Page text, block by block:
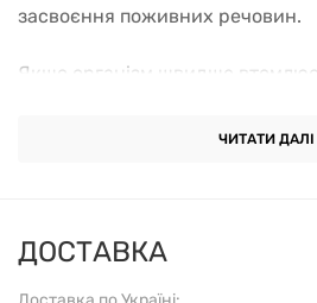
ДОСТАВКА
засвоєння поживних речовин.
Якщо організм швидше
Nature's Way допомагає
Зміцнення імунітету.
активізувати захисні сили
ЧИТАТИ ДАЛІ